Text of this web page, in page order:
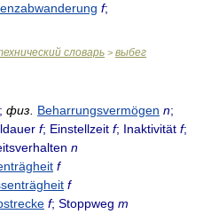
f;
словарь > выбег
; физ. Beharrungsvermögen n;
f; Einstellzeit f; Inaktivität f;
n
f
f
f; Stoppweg m